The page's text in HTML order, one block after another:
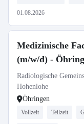
01.08.2026
Medizinische
(m/w/d) -
Radiologische
Hohenlohe
Öhringen
Vollzeit Teilzeit